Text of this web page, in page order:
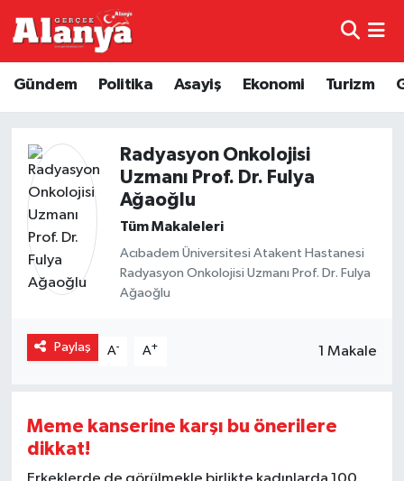
Gündem Politika Asayiş Ekonomi Turizm
Radyasyon Onkolojisi
Uzmanı Prof. Dr. Fulya
Ağaoğlu
Tüm Makaleleri
Acıbadem Üniversitesi Atakent Hastanesi
Radyasyon Onkolojisi Uzmanı Prof. Dr. Fulya
Ağaoğlu
Paylaş A- A+ 1 Makale
Meme kanserine karşı bu önerilere
dikkat!
Genel
Bilim
Bilim ve Teknoloji
Bölge
Diğer
Dünya
Gizlilik İlkeleri - Privacy Policy
Trafik Durumu
Süper Lig Puan Durumu ve Fikstür
Tüm Manşetler
Son Dakika Haberleri
Haber Arşivi